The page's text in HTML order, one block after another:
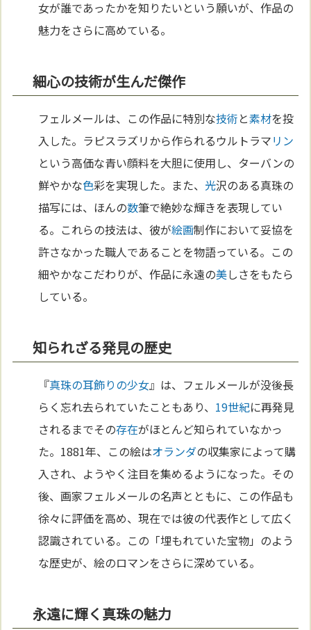
女が誰であったかを知りたいという願いが、作品の
魅力をさらに高めている。
細心の技術が生んだ傑作
フェルメールは、この作品に特別な技術と素材を投
入した。ラピスラズリから作られるウルトラマリン
という高価な青い顔料を大胆に使用し、ターバンの
鮮やかな色彩を実現した。また、 光沢のある真珠の
描写には、ほんの数筆で絶妙な輝きを表現してい
る。これらの技法は、彼が絵画制作において妥協を
許さなかった職人であることを物語っている。この
細やかなこだわりが、作品に永遠の美しさをもたら
している。
知られざる発見の歴史
『真珠の耳飾りの少女』は、フェルメールが没後長
らく忘れ去られていたこともあり、 19世紀に再発見
されるまでその存在がほとんど知られていなかっ
た。1881年、この絵はオランダの収集家によって購
入され、ようやく注目を集めるようになった。その
後、画家フェルメールの名声とともに、この作品も
徐々に評価を高め、現在では彼の代表作として広く
認識されている。この「埋もれていた宝物」のよう
な歴史が、絵のロマンをさらに深めている。
永遠に輝く真珠の魅力